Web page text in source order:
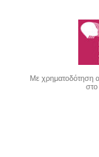
Με χρηματοδότηση